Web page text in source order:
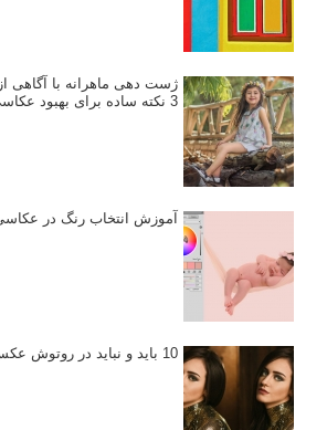
ژست دهی ماهرانه با آگاهی
3 نکته ساده برای بهبود عکاسی پرتره
آموزش انتخاب رنگ در
10 باید و نباید در روتوش عکس ها